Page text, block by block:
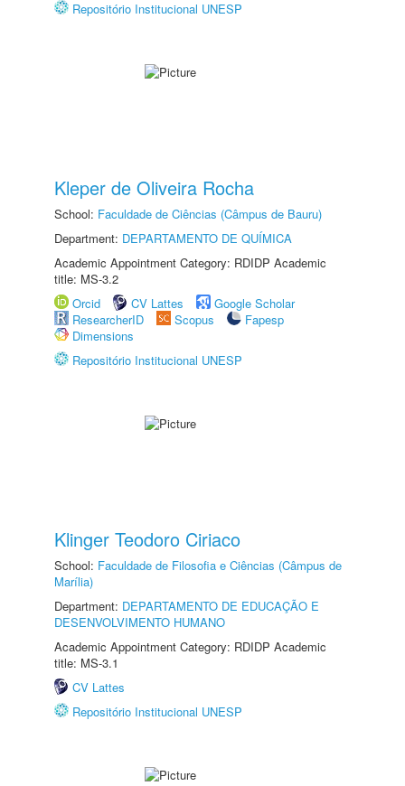
Repositório Institucional UNESP
Kleper de Oliveira Rocha
School: Faculdade de Ciências (Câmpus de Bauru)
Department: DEPARTAMENTO DE QUÍMICA
Academic Appointment Category: RDIDP Academic
title: MS-3.2
Orcid
CV Lattes
Google Scholar
ResearcherID
Scopus
Fapesp
Dimensions
Repositório Institucional UNESP
Klinger Teodoro Ciriaco
School: Faculdade de Filosofia e Ciências (Câmpus de
Marília)
Department: DEPARTAMENTO DE EDUCAÇÃO E
DESENVOLVIMENTO HUMANO
Academic Appointment Category: RDIDP Academic
title: MS-3.1
CV Lattes
Repositório Institucional UNESP